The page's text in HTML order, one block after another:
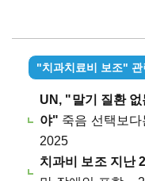
"치과치료비 보조" 관
UN, "말기 질환 없
야" 죽음 선택보
2025
치과비 보조 지난